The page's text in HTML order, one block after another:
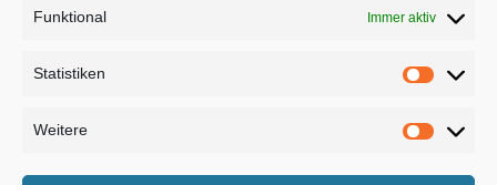
Funktional Immer aktiv
Statistiken
Weitere